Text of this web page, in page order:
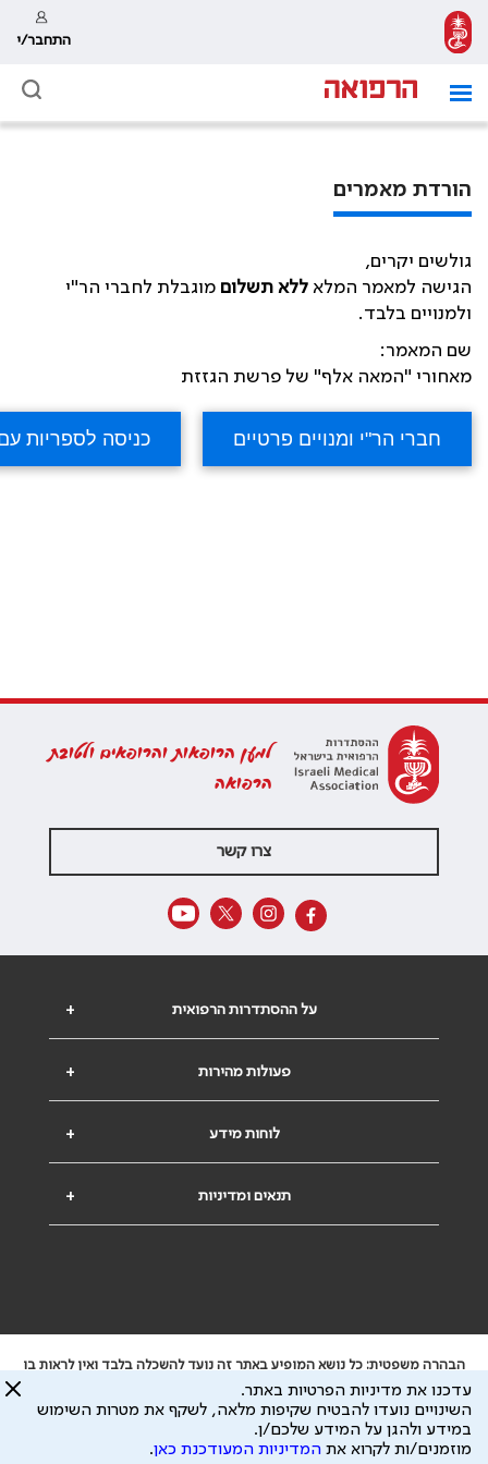
התחבר/י
הורדת מאמרים
גולשים יקרים,
הגישה למאמר המלא ללא תשלום מוגבלת לחברי הר"י
ולמנויים בלבד.
שם המאמר:
מאחורי "המאה אלף" של פרשת הגזזת
למען הרופאות והרופאים ולטובת
הרפואה
צרו קשר
+ על ההסתדרות הרפואית
+ פעולות מהירות
+ לוחות מידע
+ תנאים ומדיניות
הבהרה משפטית: כל נושא המופיע באתר זה נועד להשכלה בלבד ואין לראות בו
ייעוץ רפואי או משפטי. אין הר"י אחראית לתוכן המתפרסם באתר זה ולכל נזק
שעלול להיגרם.
ידוע לי שהר"י אוספת ושומרת מידע אישי לצורך מתן השרות וכי חלק ממנו עשוי
להיות מועבר לצדדים שלישיים, הכל בכפוף למדיניות הפרטיות
עדכנו את מדיניות הפרטיות באתר.
השינויים נועדו להבטיח שקיפות מלאה, לשקף את מטרות השימוש
במידע ולהגן על המידע שלכם/ן.
מוזמנים/ות לקרוא את המדיניות המעודכנת כאן.